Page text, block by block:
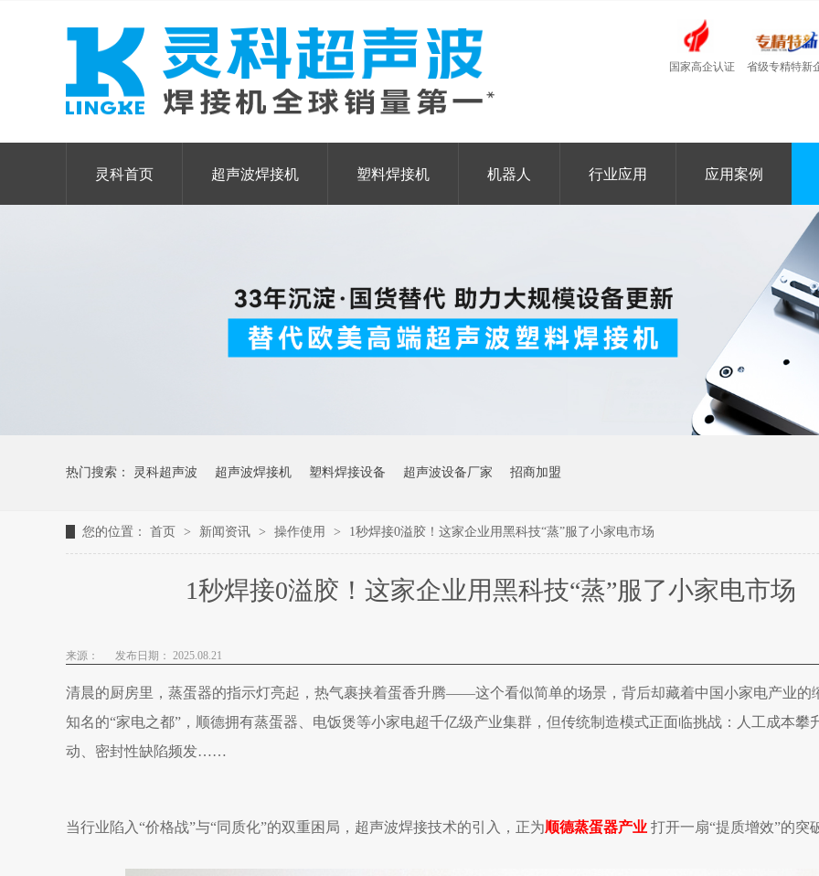
国家高企认证 省级专精特新
灵科首页 超声波焊接机 塑料焊接机 机器人 行业应用 应用案例
热门搜索： 灵科超声波 超声波焊接机 塑料焊接设备 超声波设备厂家 招商加盟
您的位置： 首页 > 新闻资讯 > 操作使用 > 1秒焊接0溢胶！这家企业用黑科技“蒸”服了小家电市场
1秒焊接0溢胶！这家企业用黑科技“蒸”服了小家电市场
来源： 发布日期： 2025.08.21
清晨的厨房里，蒸蛋器的指示灯亮起，热气裹挟着蛋香升腾——这个看似简单的场景，背后却藏着中国小家电产业的
知名的“家电之都”，顺德拥有蒸蛋器、电饭煲等小家电超千亿级产业集群，但传统制造模式正面临挑战：人工成本攀
动、密封性缺陷频发……
当行业陷入“价格战”与“同质化”的双重困局，超声波焊接技术的引入，正为顺德蒸蛋器产业 打开一扇“提质增效”的突